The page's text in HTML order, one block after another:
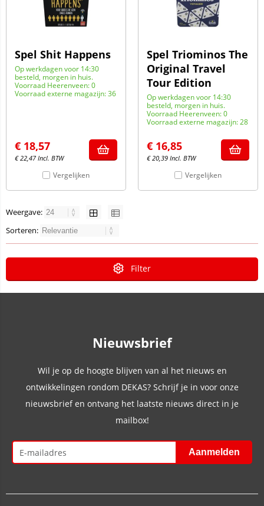
Spel Shit Happens
Op werkdagen voor 14:30
besteld, morgen in huis.
Voorraad Heerenveen: 0
Voorraad externe magazijn: 36
€ 18,57
€22,47 Incl. BTW
Vergelijken
Spel Triominos The
Original Travel
Tour Edition
Op werkdagen voor 14:30
besteld, morgen in huis.
Voorraad Heerenveen: 0
Voorraad externe magazijn: 28
€ 16,85
€20,39 Incl. BTW
Vergelijken
Weergave:
Sorteren:
Filter
Nieuwsbrief
Wil je op de hoogte blijven van al het nieuws en
ontwikkelingen rondom DEKAS? Schrijf je in voor onze
nieuwsbrief en ontvang het laatste nieuws direct in je
mailbox!